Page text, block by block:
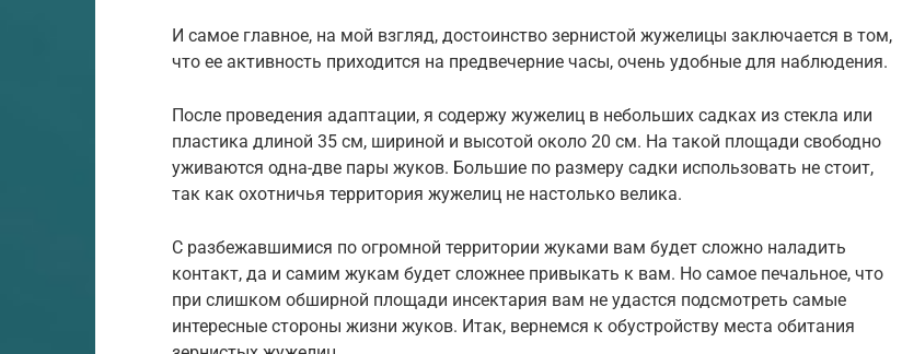
И самое главное, на мой взгляд, достоинство зернистой жужелицы заключается в том,
что ее активность приходится на предвечерние часы, очень удобные для наблюдения.
После проведения адаптации, я содержу жужелиц в небольших садках из стекла или
пластика длиной 35 см, шириной и высотой около 20 см. На такой площади свободно
уживаются одна-две пары жуков. Большие по размеру садки использовать не стоит,
так как охотничья территория жужелиц не настолько велика.
С разбежавшимися по огромной территории жуками вам будет сложно наладить
контакт, да и самим жукам будет сложнее привыкать к вам. Но самое печальное, что
при слишком обширной площади инсектария вам не удастся подсмотреть самые
интересные стороны жизни жуков. Итак, вернемся к обустройству места обитания